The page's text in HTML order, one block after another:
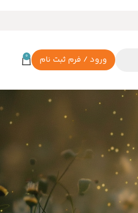
ورود / فرم ثبت نام 0